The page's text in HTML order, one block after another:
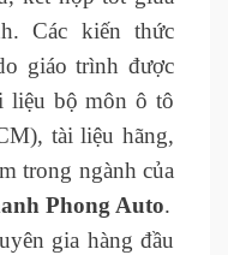
Các kiến thức
giáo trình được
liệu bộ môn ô tô
tài liệu hãng,
trong ngành của
Phong Auto.
gia hàng đầu